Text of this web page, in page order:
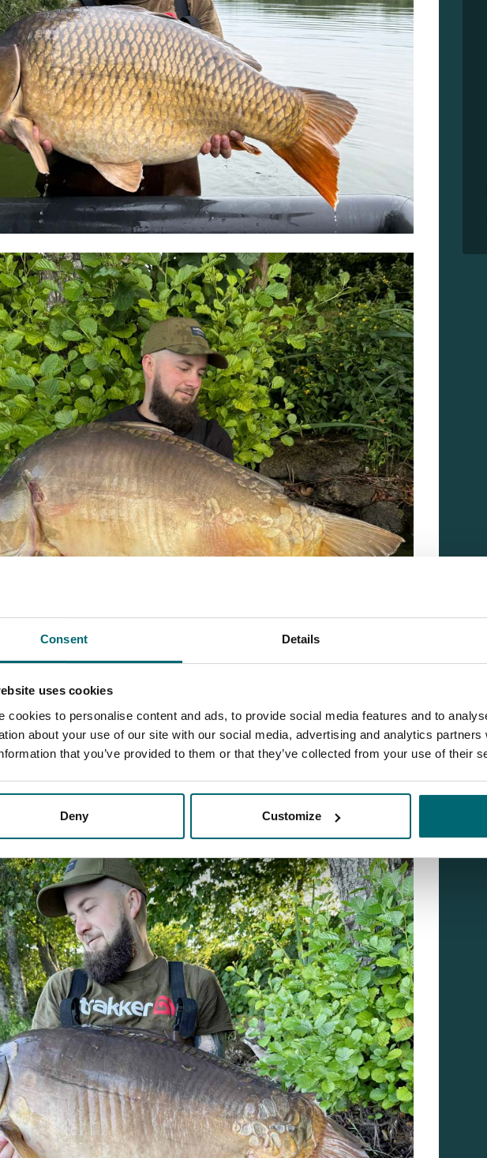
Consent Details
uses cookies
cookies to personalise content and ads, to provide social media features and to
about your use of our site with our social media, advertising and analytics
that you’ve provided to them or that they’ve collected from your use of their
Deny Customize
und Achim fangen Traumfische
feierten auf Platz 1 eine unvergessliche Woche. Gemeinsam fingen sie
einen kraftvollen Schuppenkarpfen mit 31 Kilo und einen
mit 36,5 Kilo. Dieser Spiegler war bisher im Bestand in dieser
– eine echte Überraschung.
Der Fisch war sichtbar noch nicht ganz erholt vom Laichen. Was wird er
Eines ist sicher: Das Potenzial von Gaulois ist enorm.